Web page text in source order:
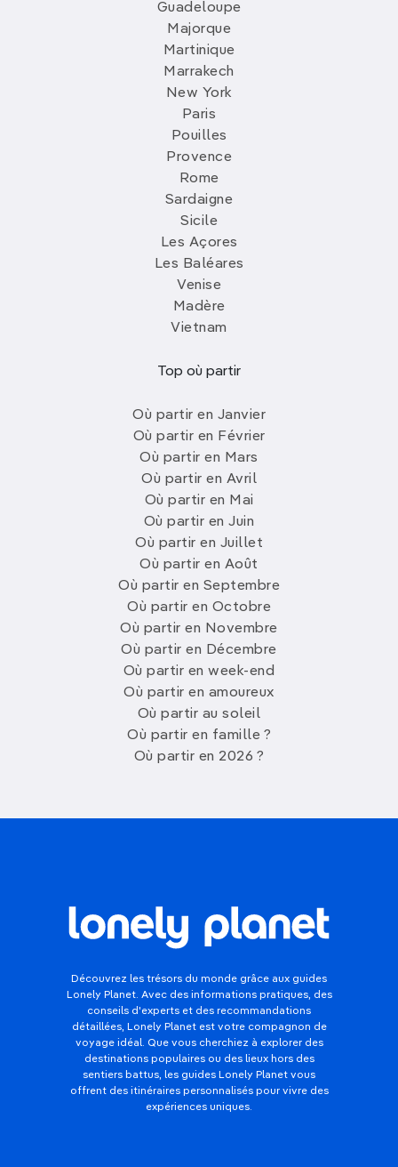
Guadeloupe
Majorque
Martinique
Marrakech
New York
Paris
Pouilles
Provence
Rome
Sardaigne
Sicile
Les Açores
Les Baléares
Venise
Madère
Vietnam
Top où partir
Où partir en Janvier
Où partir en Février
Où partir en Mars
Où partir en Avril
Où partir en Mai
Où partir en Juin
Où partir en Juillet
Où partir en Août
Où partir en Septembre
Où partir en Octobre
Où partir en Novembre
Où partir en Décembre
Où partir en week-end
Où partir en amoureux
Où partir au soleil
Où partir en famille ?
Où partir en 2026 ?
Découvrez les trésors du monde grâce aux guides
Lonely Planet. Avec des informations pratiques, des
conseils d'experts et des recommandations
détaillées, Lonely Planet est votre compagnon de
voyage idéal. Que vous cherchiez à explorer des
destinations populaires ou des lieux hors des
sentiers battus, les guides Lonely Planet vous
offrent des itinéraires personnalisés pour vivre des
expériences uniques.